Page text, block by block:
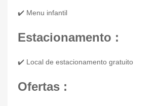
✔️ Menu infantil
Estacionamento :
✔️ Local de estacionamento gratuito
Ofertas :